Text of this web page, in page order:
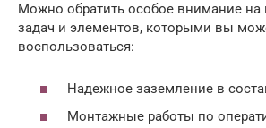
Можно обратить особое внимание на
задач и элементов, которыми вы
воспользоваться:
Надежное заземление в
Монтажные работы по